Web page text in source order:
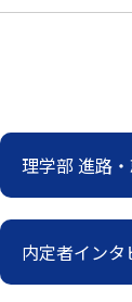
理学部 進路
内定者インタ